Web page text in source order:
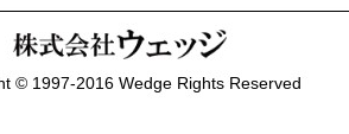
© 1997-2016 Wedge Rights Reserved